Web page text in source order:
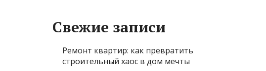
Свежие записи
Ремонт квартир: как превратить
строительный хаос в дом мечты